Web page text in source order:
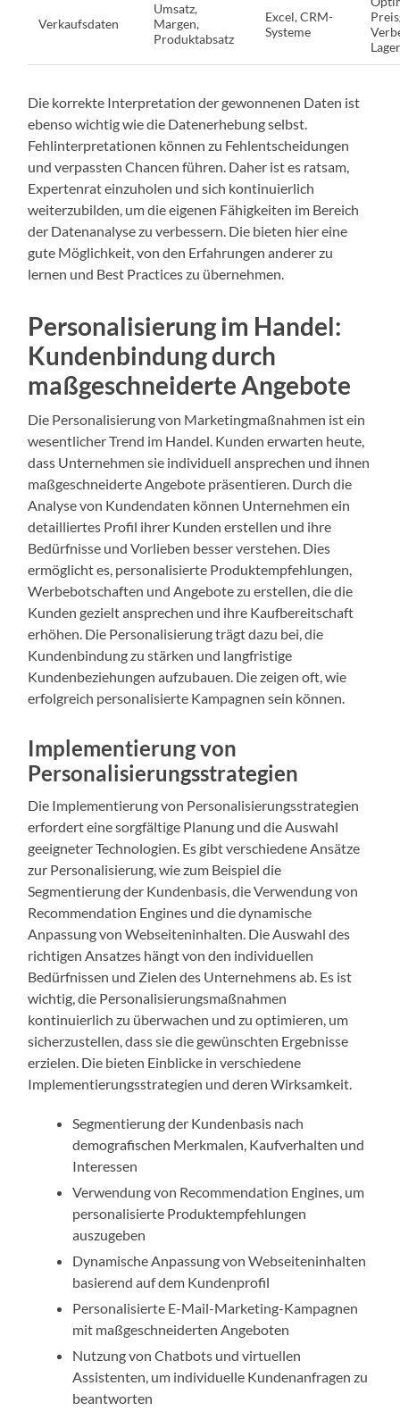
Verkaufsdaten
Umsatz,
Margen,
Produktabsatz
Excel, CRM-
Systeme
Die korrekte Interpretation der gewonnenen Daten ist
ebenso wichtig wie die Datenerhebung selbst.
Fehlinterpretationen können zu Fehlentscheidungen
und verpassten Chancen führen. Daher ist es ratsam,
Expertenrat einzuholen und sich kontinuierlich
weiterzubilden, um die eigenen Fähigkeiten im Bereich
der Datenanalyse zu verbessern. Die bieten hier eine
gute Möglichkeit, von den Erfahrungen anderer zu
lernen und Best Practices zu übernehmen.
Personalisierung im Handel:
Kundenbindung durch
maßgeschneiderte Angebote
Die Personalisierung von Marketingmaßnahmen ist ein
wesentlicher Trend im Handel. Kunden erwarten heute,
dass Unternehmen sie individuell ansprechen und ihnen
maßgeschneiderte Angebote präsentieren. Durch die
Analyse von Kundendaten können Unternehmen ein
detailliertes Profil ihrer Kunden erstellen und ihre
Bedürfnisse und Vorlieben besser verstehen. Dies
ermöglicht es, personalisierte Produktempfehlungen,
Werbebotschaften und Angebote zu erstellen, die die
Kunden gezielt ansprechen und ihre Kaufbereitschaft
erhöhen. Die Personalisierung trägt dazu bei, die
Kundenbindung zu stärken und langfristige
Kundenbeziehungen aufzubauen. Die zeigen oft, wie
erfolgreich personalisierte Kampagnen sein können.
Implementierung von
Personalisierungsstrategien
Die Implementierung von Personalisierungsstrategien
erfordert eine sorgfältige Planung und die Auswahl
geeigneter Technologien. Es gibt verschiedene Ansätze
zur Personalisierung, wie zum Beispiel die
Segmentierung der Kundenbasis, die Verwendung von
Recommendation Engines und die dynamische
Anpassung von Webseiteninhalten. Die Auswahl des
richtigen Ansatzes hängt von den individuellen
Bedürfnissen und Zielen des Unternehmens ab. Es ist
wichtig, die Personalisierungsmaßnahmen
kontinuierlich zu überwachen und zu optimieren, um
sicherzustellen, dass sie die gewünschten Ergebnisse
erzielen. Die bieten Einblicke in verschiedene
Implementierungsstrategien und deren Wirksamkeit.
Segmentierung der Kundenbasis nach
demografischen Merkmalen, Kaufverhalten und
Interessen
Verwendung von Recommendation Engines, um
personalisierte Produktempfehlungen
auszugeben
Dynamische Anpassung von Webseiteninhalten
basierend auf dem Kundenprofil
Personalisierte E-Mail-Marketing-Kampagnen
mit maßgeschneiderten Angeboten
Nutzung von Chatbots und virtuellen
Assistenten, um individuelle Kundenanfragen zu
beantworten